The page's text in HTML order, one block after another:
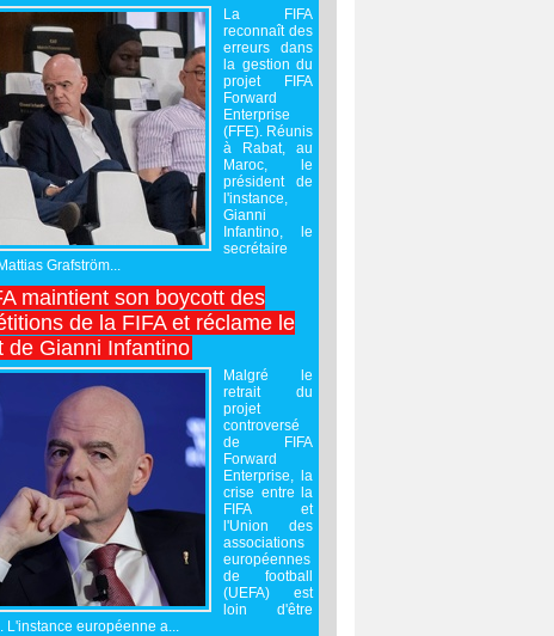
La FIFA
reconnaît des
erreurs dans
la gestion du
projet FIFA
Forward
Enterprise
(FFE). Réunis
à Rabat, au
Maroc, le
président de
l'instance,
Gianni
Infantino, le
secrétaire
Grafström...
maintient son boycott des
de la FIFA et réclame le
de Gianni Infantino
Malgré le
retrait du
projet
controversé
de FIFA
Forward
Enterprise, la
crise entre la
FIFA et
l'Union des
associations
européennes
de football
(UEFA) est
loin d'être
L'instance européenne a...